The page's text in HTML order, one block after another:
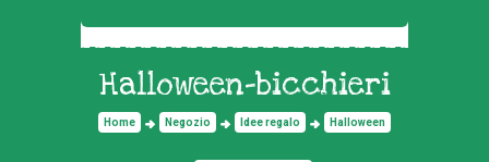
Halloween-bicchieri
Home Negozio Idee regalo Halloween